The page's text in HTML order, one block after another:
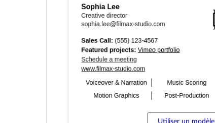
Utiliser un modèle